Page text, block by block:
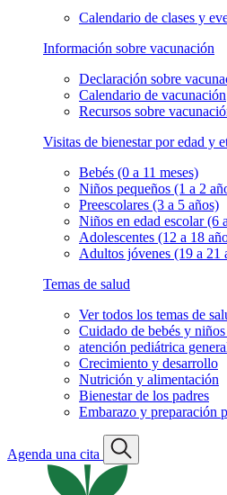
Calendario de clases y
Información sobre vacunación
Declaración sobre
Calendario de vacunación
Recursos sobre
Visitas de bienestar por edad y
Bebés (0 a 11 meses)
Niños pequeños (1 a 2
Preescolares (3 a 5 años)
Niños en edad escolar (6
Adolescentes (12 a 18
Adultos jóvenes (19 a 21
Temas de salud
Ver todos los temas de
Cuidado de bebés y
atención pediátrica
Crecimiento y desarrollo
Nutrición y alimentación
Bienestar de los padres
Embarazo y preparación
Agenda una cita